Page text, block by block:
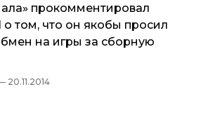
прокомментировал
том, что он якобы просил
на игры за сборную
20.11.2014